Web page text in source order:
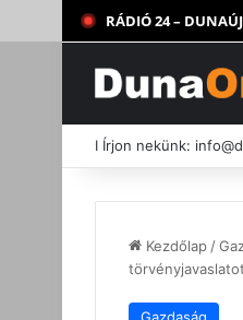
RÁDIÓ 24 –
I Írjon nekünk:
Kezdőlap /
törvényjavaslatot